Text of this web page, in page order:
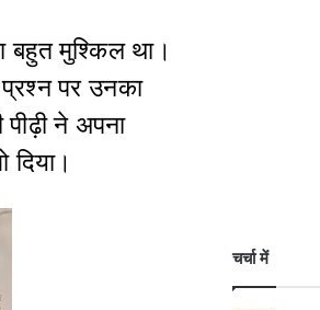
मुश्किल था।
प्रश्न पर उनका
ने अपना
चर्चा में